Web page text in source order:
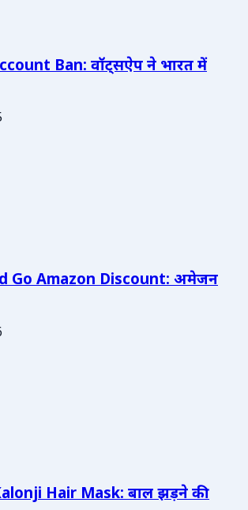
Ban: वॉट्सऐप ने भारत में
Go Amazon Discount: अमेजन
Hair Mask: बाल झड़ने की